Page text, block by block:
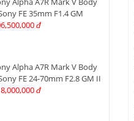
FE 35mm F1.4 GM
đ
Alpha A7R Mark V Body
FE 24-70mm F2.8 GM II
đ